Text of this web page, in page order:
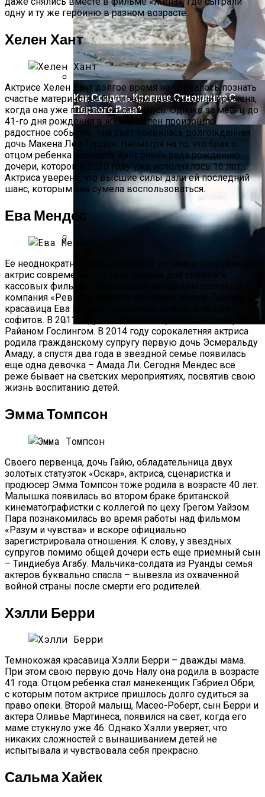
Которые Выбрали Самые Необычные
Свадебные Платья, И Не Прогадали
«Последняя Дуэль» — Историческая
Как Создать Крепкие Отношения С
Первого Раза?
Почему Красивые Девушки Часто
Одиноки? Разбираемся!
одну и ту же героиню в разном возрасте.
Хелен Хант
Актрисе Хелен Хант долгое время не удавалось познать
счастье материнства. По словам звезды, были времена,
когда она уже полностью отчаялась. Однако за месяц до
41-го дня рождения в жизни Хелен произошло
радостное событие – на свет появилась долгожданная
дочь Макена Лей Гордон. Несмотря на то, что брак с
отцом ребенка распался, Хант очень рада рождению
дочери, которой в 2020 году уже исполнилось 16 лет.
Актриса уверена, что высшие силы дали ей последний
шанс, которым она сумела воспользоваться.
Ева Мендес
Ее неоднократно называли одной из самых сексуальных
актрис современности, приглашали для съемок в
кассовых фильмах с блестящим актерским составом, а
компания «Ревлон» сделала ее своим лицом. Однако
красавица Ева Мендес предпочла семью, а не свет
софитов. В 2011 году она начала встречаться с актером
Райаном Гослингом. В 2014 году сорокалетняя актриса
родила гражданскому супругу первую дочь Эсмеральду
Амаду, а спустя два года в звездной семье появилась
еще одна девочка – Амада Ли. Сегодня Мендес все
реже бывает на светских мероприятиях, посвятив свою
жизнь воспитанию детей.
Эмма Томпсон
Своего первенца, дочь Гайю, обладательница двух
золотых статуэток «Оскар», актриса, сценаристка и
продюсер Эмма Томпсон тоже родила в возрасте 40 лет.
Малышка появилась во втором браке британской
кинематографистки с коллегой по цеху Грегом Уайзом.
Пара познакомилась во время работы над фильмом
«Разум и чувства» и вскоре официально
зарегистрировала отношения. К слову, у звездных
супругов помимо общей дочери есть еще приемный сын
– Тиндиебуа Агабу. Мальчика-солдата из Руанды семья
актеров буквально спасла – вывезла из охваченной
войной страны после смерти его родителей.
Хэлли Берри
Темнокожая красавица Хэлли Берри – дважды мама.
При этом свою первую дочь Налу она родила в возрасте
41 года. Отцом ребенка стал манекенщик Гэбриел Обри,
с которым потом актрисе пришлось долго судиться за
право опеки. Второй малыш, Масео-Роберт, сын Берри и
актера Оливье Мартинеса, появился на свет, когда его
маме стукнуло уже 46. Однако Хэлли уверяет, что
никаких сложностей с вынашиванием детей не
испытывала и чувствовала себя прекрасно.
Сальма Хайек